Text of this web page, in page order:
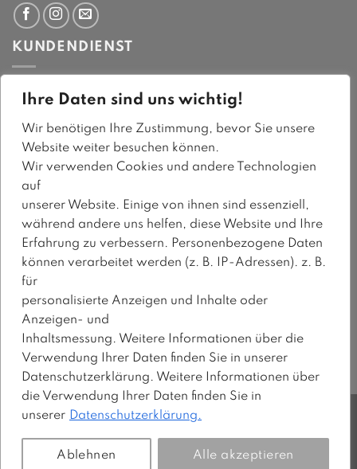
Ihre Daten sind uns wichtig!
Wir benötigen Ihre Zustimmung, bevor Sie unsere
Website weiter besuchen können.
Wir verwenden Cookies und andere Technologien
auf
unserer Website. Einige von ihnen sind essenziell,
während andere uns helfen, diese Website und Ihre
Erfahrung zu verbessern. Personenbezogene Daten
können verarbeitet werden (z. B. IP-Adressen). z. B.
für
personalisierte Anzeigen und Inhalte oder
Anzeigen- und
Inhaltsmessung. Weitere Informationen über die
Verwendung Ihrer Daten finden Sie in unserer
Datenschutzerklärung. Weitere Informationen über
die Verwendung Ihrer Daten finden Sie in
unserer Datenschutzerklärung.
Ablehnen Alle akzeptieren
KUNDENDIENST
Montag bis Freitag:
8-12 Uhr und 14-17 Uhr
info@modekeller.ch
Tel. +41 44 384 91 91
Kontaktformular
NEWSLETTER
Erhalten Sie regelmässig per E-Mail
Informationen über Produkte, Preise und
Angebote der KELLER FASHION GROUP.
Jetzt anmelden!
Alle Rechte vorbehalten.